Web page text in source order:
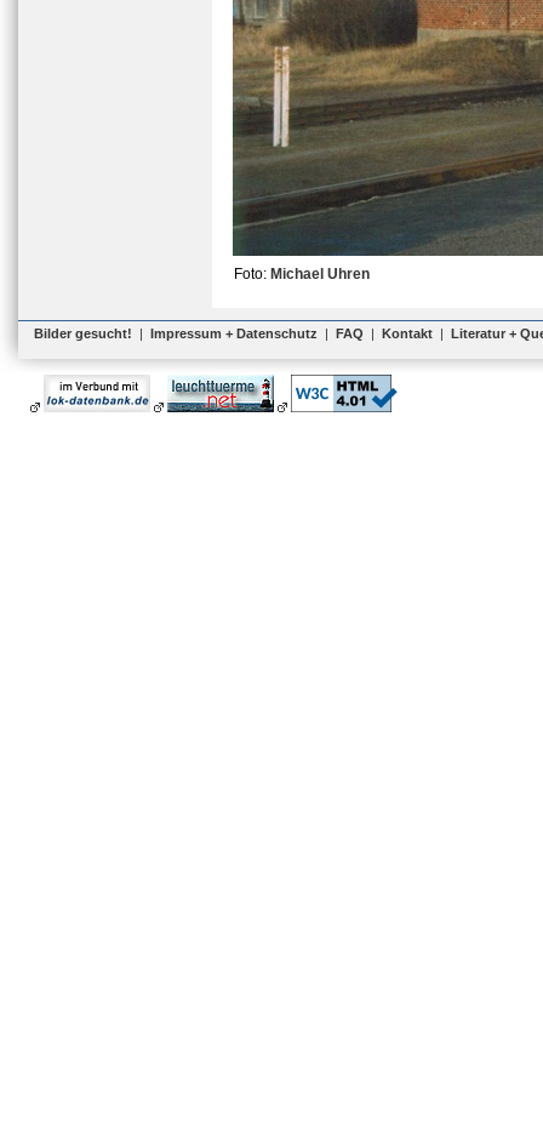
Foto: Michael Uhren
Bilder gesucht! | Impressum + Datenschutz | FAQ | Kontakt | Literatur +